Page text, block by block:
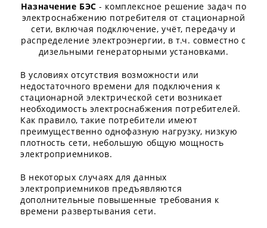
Назначение БЭС - комплексное решение задач по
электроснабжению потребителя от стационарной
сети, включая подключение, учёт, передачу и
распределение электроэнергии, в т.ч. совместно с
дизельными генераторными установками.
В условиях отсутствия возможности или
недостаточного времени для подключения к
стационарной электрической сети возникает
необходимость электроснабжения потребителей.
Как правило, такие потребители имеют
преимущественно однофазную нагрузку, низкую
плотность сети, небольшую общую мощность
электроприемников.
В некоторых случаях для данных
электроприемников предъявляются
дополнительные повышенные требования к
времени развертывания сети.